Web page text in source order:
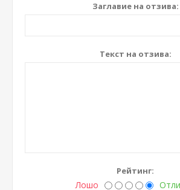
Заглавие на отзива:
Текст на отзива:
Рейтинг:
Лошо